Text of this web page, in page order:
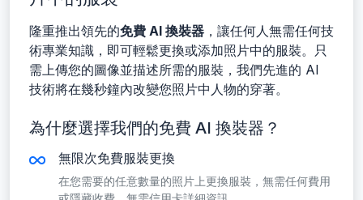
隆重推出領先的免費 AI 換裝器 ，讓任何人無需任何技
術專業知識，即可輕鬆更換或添加照片中的服裝。只
需上傳您的圖像並描述所需的服裝，我們先進的 AI
技術將在幾秒鐘內改變您照片中人物的穿著。
為什麼選擇我們的免費 AI 換裝器？
無限次免費服裝更換
在您需要的任意數量的照片上更換服裝，無需任何費用